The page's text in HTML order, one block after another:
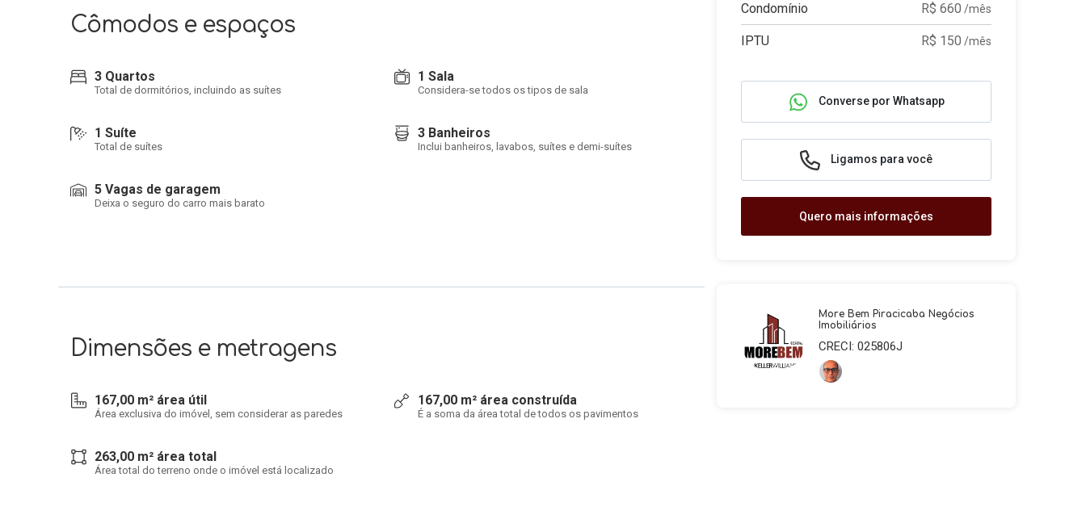
Cômodos e espaços
3 Quartos
Total de dormitórios, incluindo as suítes
1 Sala
Considera-se todos os tipos de sala
1 Suíte
Total de suítes
3 Banheiros
Inclui banheiros, lavabos, suítes e demi-suítes
5 Vagas de garagem
Deixa o seguro do carro mais barato
Dimensões e metragens
167,00 m² área útil
Área exclusiva do imóvel, sem considerar as paredes
167,00 m² área construída
É a soma da área total de todos os pavimentos
263,00 m² área total
Área total do terreno onde o imóvel está localizado
Condomínio R$ 660 /mês
IPTU R$ 150 /mês
Converse por Whatsapp
Ligamos para você
Quero mais informações
More Bem Piracicaba Negócios
Imobiliários
CRECI: 025806J